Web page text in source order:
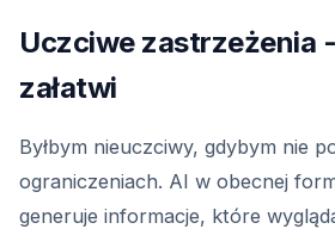
Uczciwe zastrzeżenia
załatwi
Byłbym nieuczciwy, gdybym nie
ograniczeniach. AI w obecnej
generuje informacje, które